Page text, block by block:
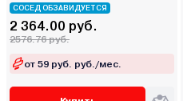
СОСЕД ОБЗАВИДУЕТСЯ
2 364.00 руб.
2576.76 руб.
от 59 руб. руб./мес.